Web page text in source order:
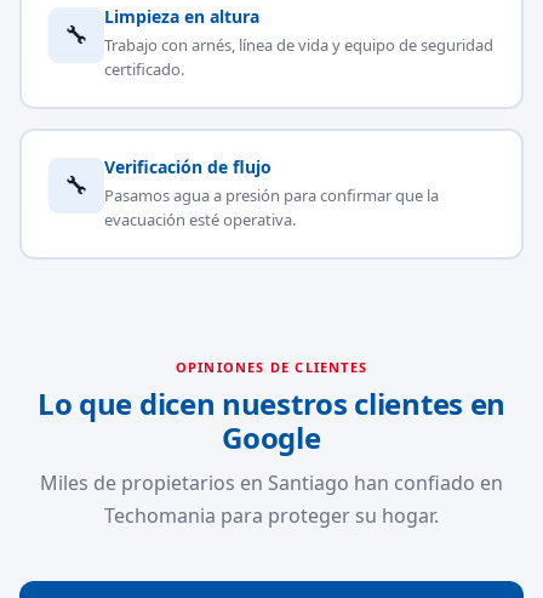
🔧
Limpieza en altura
Trabajo con arnés, línea de vida y equipo de seguridad
certificado.
🔧
Verificación de flujo
Pasamos agua a presión para confirmar que la
evacuación esté operativa.
OPINIONES DE CLIENTES
Lo que dicen nuestros clientes en
Google
Miles de propietarios en Santiago han confiado en
Techomania para proteger su hogar.